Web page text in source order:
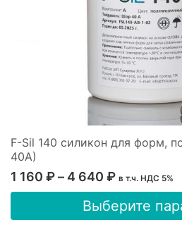
F-Sil 140 силикон для форм,
40А)
1 160 ₽– 4 640 ₽Диапазон
цен:
1
в т.ч. НДС 5%
Выберите
товар